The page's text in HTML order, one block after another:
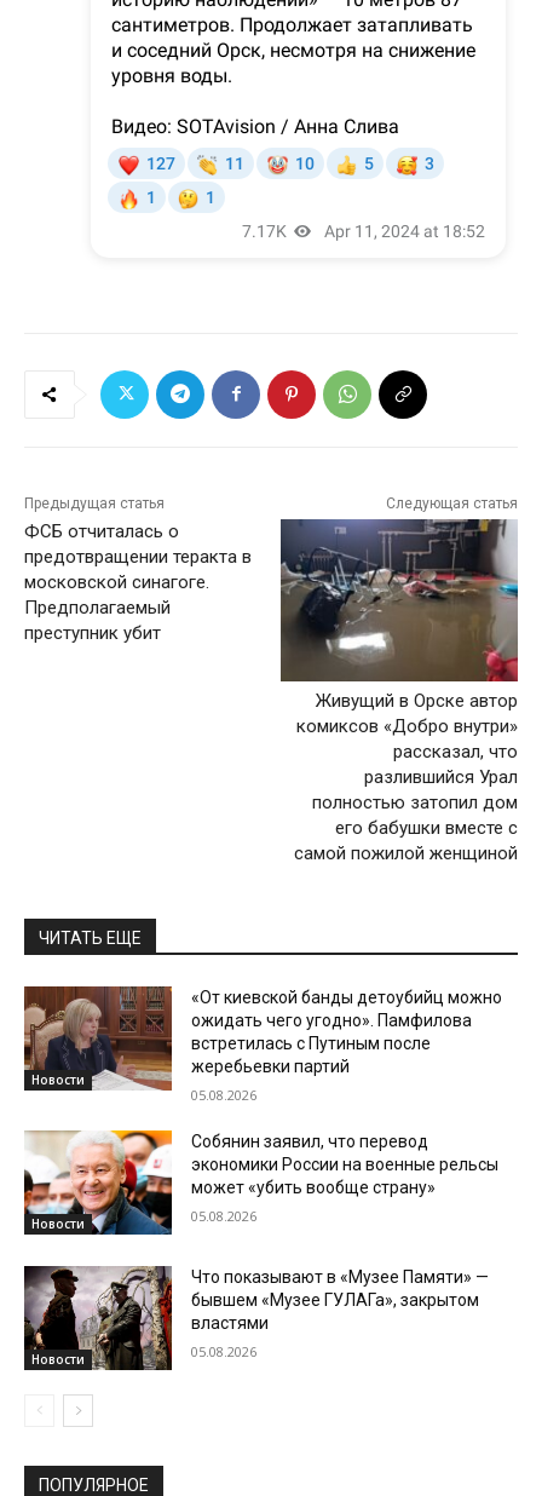
Предыдущая статья
ФСБ отчиталась о
предотвращении теракта в
московской синагоге.
Предполагаемый
преступник убит
Следующая статья
Живущий в Орске автор
комиксов «Добро внутри»
рассказал, что
разлившийся Урал
полностью затопил дом
его бабушки вместе с
самой пожилой женщиной
ЧИТАТЬ ЕЩЕ
Новости
«От киевской банды детоубийц можно
ожидать чего угодно». Памфилова
встретилась с Путиным после
жеребьевки партий
05.08.2026
Новости
Собянин заявил, что перевод
экономики России на военные рельсы
может «убить вообще страну»
05.08.2026
Новости
Что показывают в «Музее Памяти» —
бывшем «Музее ГУЛАГа», закрытом
властями
05.08.2026
ПОПУЛЯРНОЕ